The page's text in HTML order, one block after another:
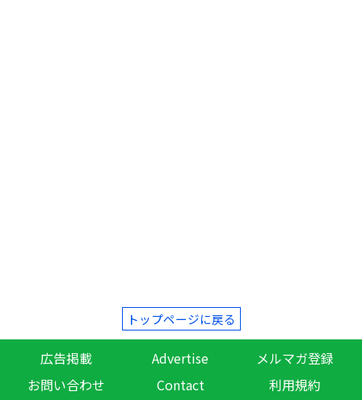
トップページに戻る
広告掲載 Advertise
メルマガ登録
お問い合わせ
Contact 利用規約